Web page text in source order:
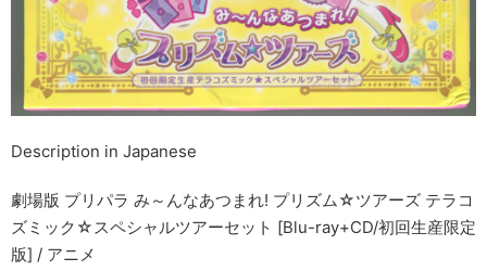
Description in Japanese
劇場版 プリパラ み～んなあつまれ! プリズム☆ツアーズ テラコ
ズミック☆スペシャルツアーセット [Blu-ray+CD/初回生産限定
版] / アニメ